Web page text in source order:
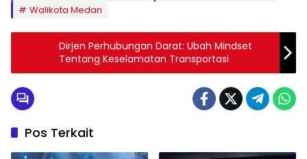
Walikota Medan
Dirjen Perhubungan Darat: Ubah Mindset
Tentang Keselamatan Transportasi
Pos Terkait